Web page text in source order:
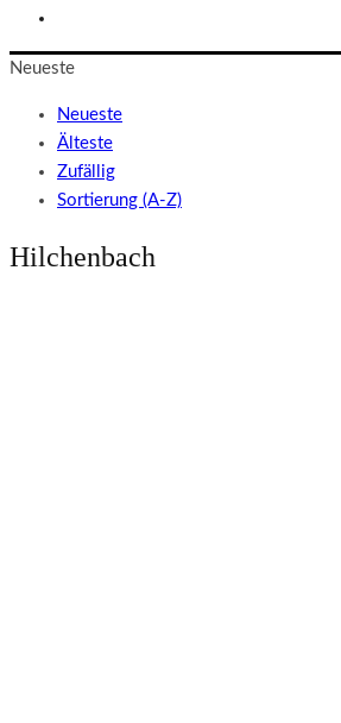
Neueste
Neueste
Älteste
Zufällig
Sortierung (A-Z)
Hilchenbach